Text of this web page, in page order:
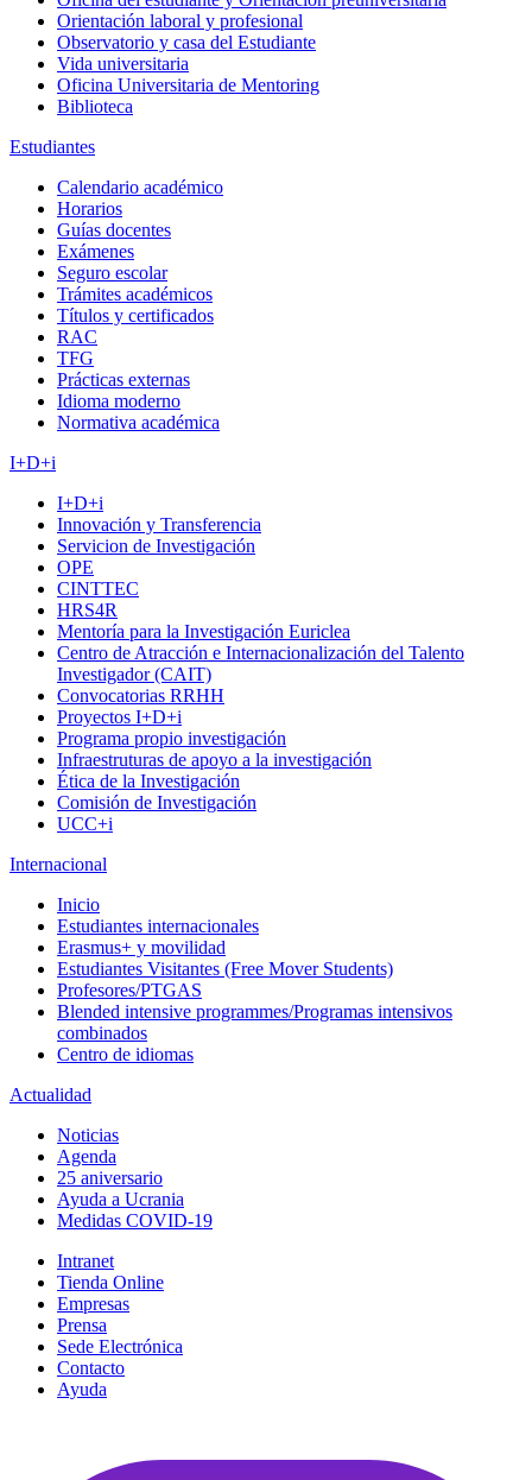
Orientación laboral y profesional
Observatorio y casa del Estudiante
Vida universitaria
Oficina Universitaria de Mentoring
Biblioteca
Estudiantes
Calendario académico
Horarios
Guías docentes
Exámenes
Seguro escolar
Trámites académicos
Títulos y certificados
RAC
TFG
Prácticas externas
Idioma moderno
Normativa académica
I+D+i
I+D+i
Innovación y Transferencia
Servicion de Investigación
OPE
CINTTEC
HRS4R
Mentoría para la Investigación Euriclea
Centro de Atracción e Internacionalización del Talento
Investigador (CAIT)
Convocatorias RRHH
Proyectos I+D+i
Programa propio investigación
Infraestruturas de apoyo a la investigación
Ética de la Investigación
Comisión de Investigación
UCC+i
Internacional
Inicio
Estudiantes internacionales
Erasmus+ y movilidad
Estudiantes Visitantes (Free Mover Students)
Profesores/PTGAS
Blended intensive programmes/Programas intensivos
combinados
Centro de idiomas
Actualidad
Noticias
Agenda
25 aniversario
Ayuda a Ucrania
Medidas COVID-19
Intranet
Tienda Online
Empresas
Prensa
Sede Electrónica
Contacto
Ayuda